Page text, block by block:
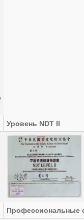
Уровень NDT II
Профессиональные